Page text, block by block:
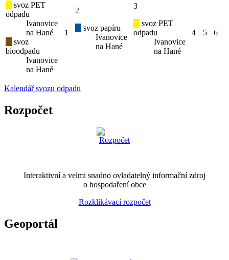
svoz PET
odpadu
Ivanovice
na Hané
svoz
bioodpadu
Ivanovice
na Hané
1
2
svoz papíru
Ivanovice
na Hané
3
svoz PET
odpadu
Ivanovice
na Hané
4 5 6
Kalendář svozu odpadu
Rozpočet
Interaktivní a velmi snadno ovladatelný informační zdroj
o hospodaření obce
Rozklikávací rozpočet
Geoportál